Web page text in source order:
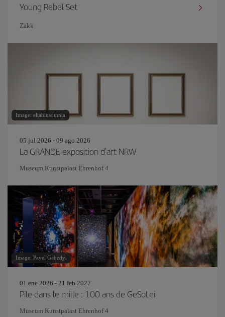
Young Rebel Set
Zakk
Image: eliahinsomnia
05 jul 2026 - 09 ago 2026
La GRANDE exposition d'art NRW
Museum Kunstpalast Ehrenhof 4
Image: Pavel Gabzdyl
01 ene 2026 - 21 feb 2027
Pile dans le mille : 100 ans de GeSoLei
Museum Kunstpalast Ehrenhof 4